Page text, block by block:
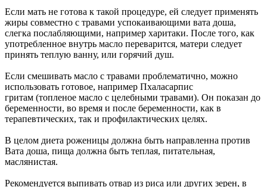
Если мать не готова к такой процедуре, ей следует применять
жиры совместно с травами успокаивающими вата доша,
слегка послабляющими, например харитаки. После того, как
употребленное внутрь масло переварится, матери следует
принять теплую ванну, или горячий душ.
Если смешивать масло с травами проблематично, можно
использовать готовое, например Пхаласарпис
гритам (топленое масло с целебными травами). Он показан до
беременности, во время и после беременности, как в
терапевтических, так и профилактических целях.
В целом диета роженицы должна быть направленна против
Вата доша, пища должна быть теплая, питательная,
маслянистая.
Рекомендуется выпивать отвар из риса или других зерен, в